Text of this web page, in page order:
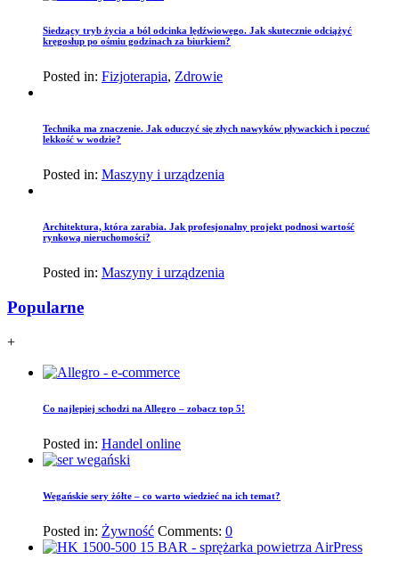
Siedzący tryb życia a ból odcinka lędźwiowego. Jak skutecznie odciążyć
kręgosłup po ośmiu godzinach za biurkiem?
Posted in: Fizjoterapia, Zdrowie
Technika ma znaczenie. Jak oduczyć się złych nawyków pływackich i poczuć
lekkość w wodzie?
Posted in: Maszyny i urządzenia
Architektura, która zarabia. Jak profesjonalny projekt podnosi wartość
rynkową nieruchomości?
Posted in: Maszyny i urządzenia
Popularne
+
Co najlepiej schodzi na Allegro – zobacz top 5!
Posted in: Handel online
Wegańskie sery żółte – co warto wiedzieć na ich temat?
Posted in: Żywność Comments: 0